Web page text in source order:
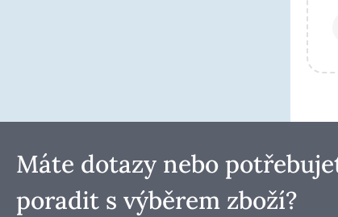
Máte dotazy nebo
poradit s výběrem zboží?